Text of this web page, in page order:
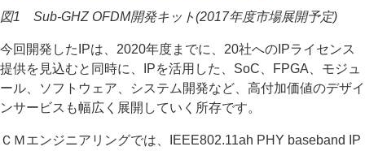
図1 Sub-GHZ OFDM開発キット(2017年度市場展開予定)
今回開発したIPは、2020年度までに、20社へのIPライセンス
提供を見込むと同時に、IPを活用した、SoC、FPGA、モジュ
ール、ソフトウェア、システム開発など、高付加価値のデザイ
ンサービスも幅広く展開していく所存です。
ＣＭエンジニアリングでは、IEEE802.11ah PHY baseband IP